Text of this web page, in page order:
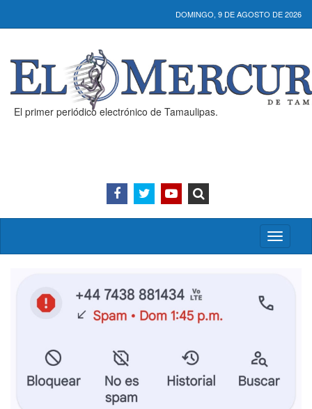
DOMINGO, 9 DE AGOSTO DE 2026
El primer periódico electrónico de Tamaulipas.
Activar/
menú